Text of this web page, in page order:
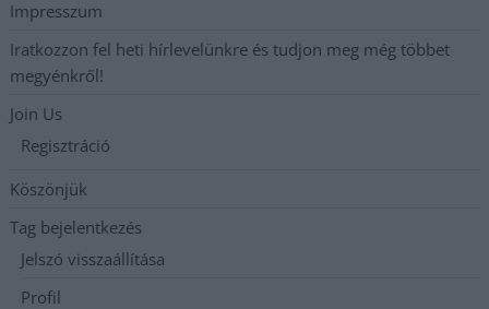
Impresszum
Iratkozzon fel heti hírlevelünkre és tudjon meg még többet
megyénkről!
Join Us
Regisztráció
Köszönjük
Tag bejelentkezés
Jelszó visszaállítása
Profil